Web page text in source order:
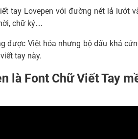
tay Lovepen với đường nét lả lướt
chữ ký…
được Việt hóa nhưng bộ dấu khá
tay này.
là Font Chữ Viết Tay